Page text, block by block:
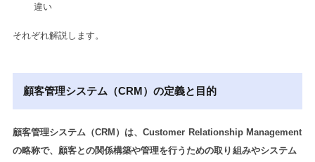
違い
それぞれ解説します。
顧客管理システム（CRM）の定義と目的
顧客管理システム（CRM）は、Customer Relationship Management
の略称で、顧客との関係構築や管理を行うための取り組みやシステム